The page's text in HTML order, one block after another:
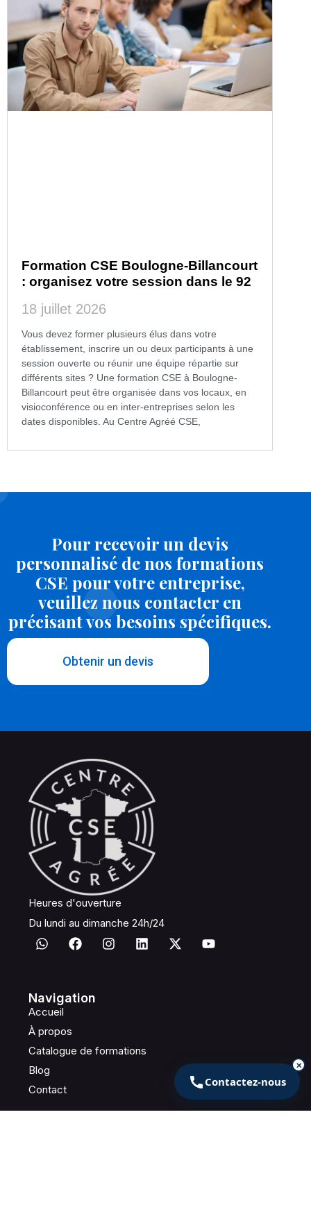
Formation CSE Boulogne-Billancourt
: organisez votre session dans le 92
18 juillet 2026
Vous devez former plusieurs élus dans votre
établissement, inscrire un ou deux participants à une
session ouverte ou réunir une équipe répartie sur
différents sites ? Une formation CSE à Boulogne-
Billancourt peut être organisée dans vos locaux, en
visioconférence ou en inter-entreprises selon les
dates disponibles. Au Centre Agréé CSE,
Pour recevoir un devis
personnalisé de nos formations
CSE pour votre entreprise,
veuillez nous contacter en
précisant vos besoins spécifiques.
Obtenir un devis
Heures d'ouverture
Du lundi au dimanche 24h/24
Navigation
Accueil
À propos
Catalogue de formations
Blog
Contact
Contactez-nous
✕